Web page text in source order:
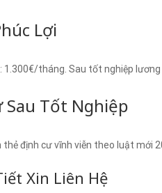
Lợi
tháng. Sau tốt nghiệp
Sau Tốt Nghiệp
định cư vĩnh viễn theo luật mới
Xin Liên Hệ